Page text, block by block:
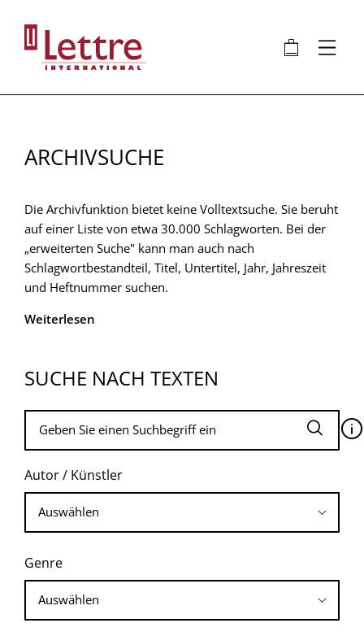
Inhalt
🛍 ⋮
ARCHIVSUCHE
Die Archivfunktion bietet keine Volltextsuche. Sie beruht
auf einer Liste von etwa 30.000 Schlagworten. Bei der
„erweiterten Suche" kann man auch nach
Schlagwortbestandteil, Titel, Untertitel, Jahr, Jahreszeit
und Heftnummer suchen.
Weiterlesen
SUCHE NACH TEXTEN
🛈
Autor / Künstler
Genre